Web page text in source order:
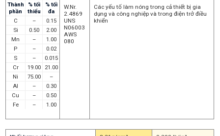
Thành
phần
% tối
thiểu
% tối
đa
C
–
0.15
Si
0.50
2.00
Mn
–
1.00
P
–
0.02
S
–
0.015
Cr
19.00
21.00
Ni
75.00
–
Al
–
0.30
Cu
–
0.50
Fe
– 1.00
W.Nr.
2.4869
UNS
N06003
AWS
080
Các yếu tố làm nóng trong cả thiết bị gia
dụng và công nghiệp và trong điện trở điều
khiển